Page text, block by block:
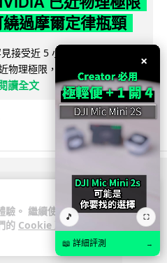
驗。 繼續使用
的 Cookie 政
過摩爾定律瓶頸
接受近 5 小時專訪，警告
物理極限，傳統製程升級已失經
讀全文
×
🎵 ⛶
📖 詳細評測 →